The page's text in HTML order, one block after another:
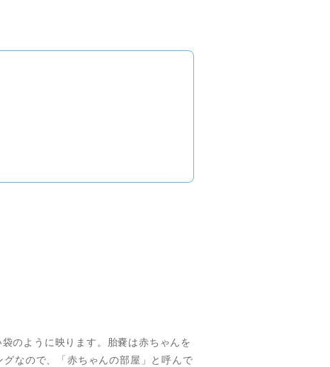
のように映ります。胎嚢は赤ちゃんを
なので、「赤ちゃんの部屋」と呼んで